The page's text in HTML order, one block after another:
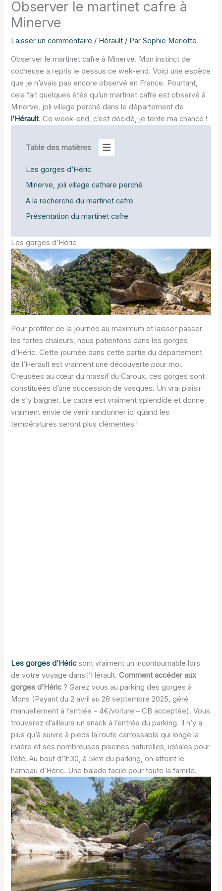
Observer le martinet cafre à
Minerve
Laisser un commentaire / Hérault / ParSophie Meriotte
Observer le martinet cafre à Minerve. Mon instinct de
cocheuse a repris le dessus ce wek-end. Voici une espèce
que je n’avais pas encore observé en France. Pourtant,
cela fait quelques étés qu’un martinet cafre est observé à
Minerve, joli village perché dans le département de
l’Hérault. Ce week-end, c’est décidé, je tente ma chance !
Table des matières
Les gorges d’Héric
Minerve, joli village cathare perché
A la recherche du martinet cafre
Présentation du martinet cafre
Les gorges d’Héric
Pour profiter de la journée au maximum et laisser passer
les fortes chaleurs, nous patientons dans les gorges
d’Héric. Cette journée dans cette partie du département
de l’Hérault est vraiment une découverte pour moi.
Creusées au cœur du massif du Caroux, ces gorges sont
constituées d’une succession de vasques. Un vrai plaisir
de s’y baigner. Le cadre est vraiment splendide et donne
vraiment envie de venir randonner ici quand les
températures seront plus clémentes !
Les gorges d’Héricsont vraiment un incontournable lors
de votre voyage dans l’Hérault.Comment accéder aux
gorges d’Héric ? Garez vous au parking des gorges à
Mons (Payant du 2 avril au 28 septembre 2025, géré
manuellement à l’entrée – 4€/voiture – CB acceptée). Vous
trouverez d’ailleurs un snack à l’entrée du parking. Il n’y a
plus qu’à suivre à pieds la route carrossable qui longe la
rivière et ses nombreuses piscines naturelles, idéales pour
l’été. Au bout d’1h30, à 5km du parking, on atteint le
hameau d’Héric. Une balade facile pour toute la famille.